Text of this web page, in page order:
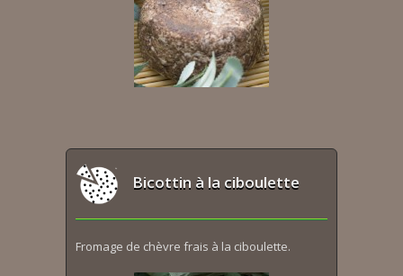
Bicottin à la ciboulette
Fromage de chèvre frais à la ciboulette.